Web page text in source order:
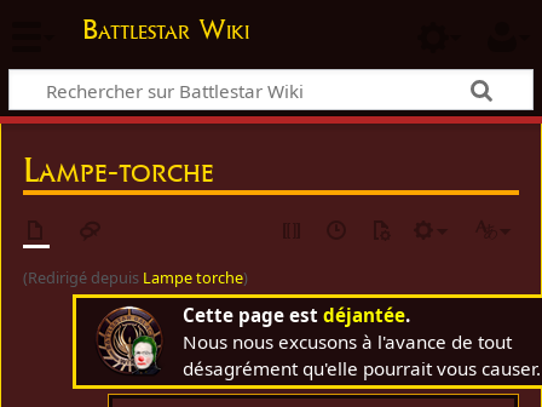
Battlestar Wiki
Lampe-torche
(Redirigé depuis Lampe torche)
Cette page est déjantée.
Nous nous excusons à l'avance de tout
désagrément qu'elle pourrait vous causer.